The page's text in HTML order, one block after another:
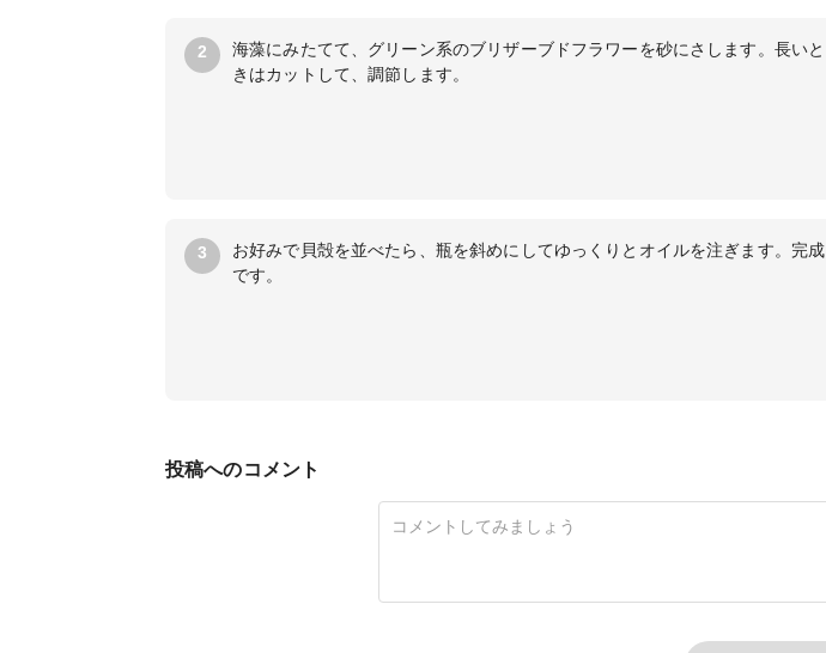
2
海藻にみたてて、グリーン系のブリザーブドフラワーを砂にさします。長いと
きはカットして、調節します。
3
お好みで貝殻を並べたら、瓶を斜めにしてゆっくりとオイルを注ぎます。完成
です。
投稿へのコメント